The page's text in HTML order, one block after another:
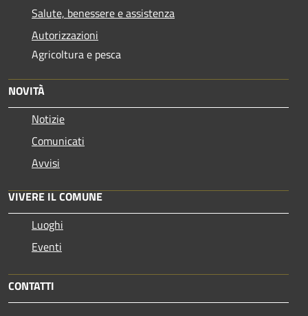
Salute, benessere e assistenza
Autorizzazioni
Agricoltura e pesca
NOVITÀ
Notizie
Comunicati
Avvisi
VIVERE IL COMUNE
Luoghi
Eventi
CONTATTI